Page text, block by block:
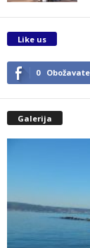
Like us
0
Galerija